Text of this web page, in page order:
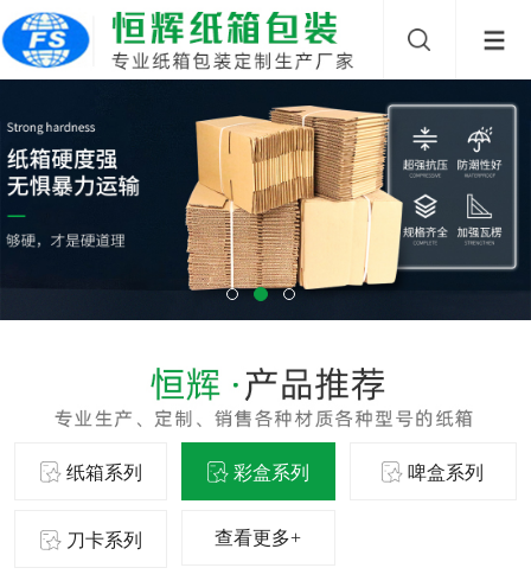
纸箱系列 彩盒系列 啤盒系列
刀卡系列 查看更多+